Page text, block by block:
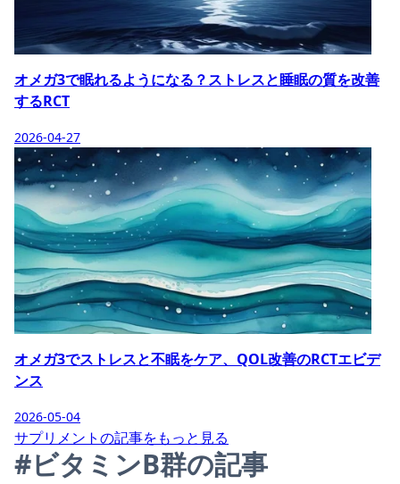
オメガ3で眠れるようになる？ストレスと睡眠の質を改善
するRCT
2026-04-27
オメガ3でストレスと不眠をケア、QOL改善のRCTエビデ
ンス
2026-05-04
サプリメントの記事をもっと見る
#ビタミンB群の記事